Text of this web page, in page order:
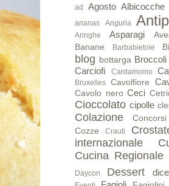
ad Agosto Albicocche
ananas Anguria
Aringhe Asparagi
Banane Barbabietole
blog bottarga Broccoli
Carciofi
Cardamomo
Bruxelles Cavolfiore
Cavolo nero Ceci
Cioccolato cipolle
Colazione Concorsi
Cozze Crauti
internazionale
Cucina Regionale
Daycon Dessert